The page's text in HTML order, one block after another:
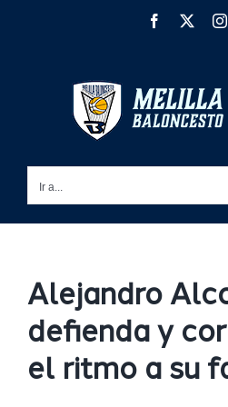
Facebook
Ir a...
Alejandro
defienda y
el ritmo a su